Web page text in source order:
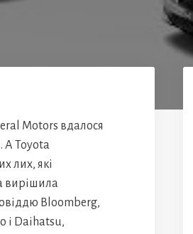
Motors вдалося
А Toyota
лих, які
вирішила
Bloomberg,
і Daihatsu,